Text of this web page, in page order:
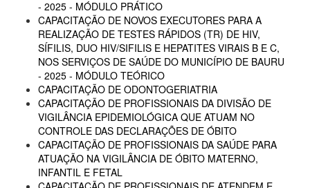
- 2025 - MÓDULO PRÁTICO
CAPACITAÇÃO DE NOVOS EXECUTORES PARA A
REALIZAÇÃO DE TESTES RÁPIDOS (TR) DE HIV,
SÍFILIS, DUO HIV/SIFILIS E HEPATITES VIRAIS B E C,
NOS SERVIÇOS DE SAÚDE DO MUNICÍPIO DE BAURU
- 2025 - MÓDULO TEÓRICO
CAPACITAÇÃO DE ODONTOGERIATRIA
CAPACITAÇÃO DE PROFISSIONAIS DA DIVISÃO DE
VIGILÂNCIA EPIDEMIOLÓGICA QUE ATUAM NO
CONTROLE DAS DECLARAÇÕES DE ÓBITO
CAPACITAÇÃO DE PROFISSIONAIS DA SAÚDE PARA
ATUAÇÃO NA VIGILÂNCIA DE ÓBITO MATERNO,
INFANTIL E FETAL